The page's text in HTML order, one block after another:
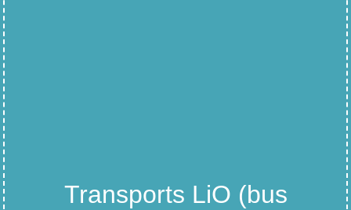
Transports LiO (bus